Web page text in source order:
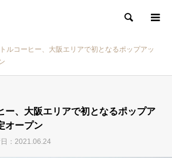
検索
ルコーヒー、大阪エリアで初となるポップアッ
ー、大阪エリアで初となるポップア
オープン
：2021.06.24